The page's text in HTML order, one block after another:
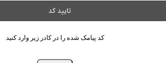
تایید کد
کد پیامک شده را در کادر زیر وارد کنید